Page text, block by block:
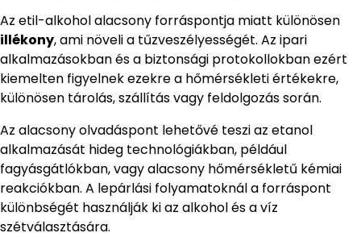
Az etil-alkohol alacsony forráspontja miatt különösen
illékony, ami növeli a tűzveszélyességét. Az ipari
alkalmazásokban és a biztonsági protokollokban ezért
kiemelten figyelnek ezekre a hőmérsékleti értékekre,
különösen tárolás, szállítás vagy feldolgozás során.
Az alacsony olvadáspont lehetővé teszi az etanol
alkalmazását hideg technológiákban, például
fagyásgátlókban, vagy alacsony hőmérsékletű kémiai
reakciókban. A lepárlási folyamatoknál a forráspont
különbségét használják ki az alkohol és a víz
szétválasztására.